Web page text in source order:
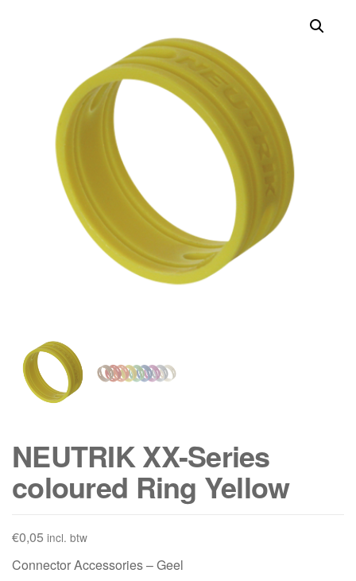
NEUTRIK XX-Series
coloured Ring Yellow
€0,05 incl. btw
Connector Accessories – Geel